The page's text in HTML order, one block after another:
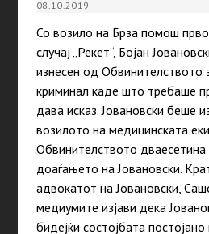
08.10.2019
Со возило на Брза помош
случај „Рекет“, Бојан
изнесен од Обвинителството
криминал каде што требаше
дава исказ. Јовановски беше
возилото на медицинската
Обвинителството
доаѓањето на Јовановски.
адвокатот на Јовановски,
медиумите изјави дека
бидејќи состојбата